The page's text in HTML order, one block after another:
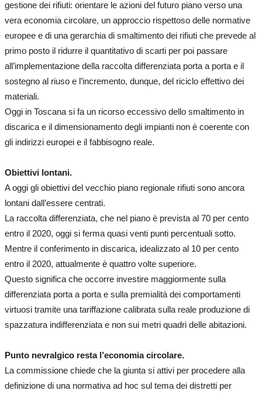
gestione dei rifiuti: orientare le azioni del futuro piano verso una
vera economia circolare, un approccio rispettoso delle normative
europee e di una gerarchia di smaltimento dei rifiuti che prevede al
primo posto il ridurre il quantitativo di scarti per poi passare
all’implementazione della raccolta differenziata porta a porta e il
sostegno al riuso e l’incremento, dunque, del riciclo effettivo dei
materiali.
Oggi in Toscana si fa un ricorso eccessivo dello smaltimento in
discarica e il dimensionamento degli impianti non è coerente con
gli indirizzi europei e il fabbisogno reale.
Obiettivi lontani.
A oggi gli obiettivi del vecchio piano regionale rifiuti sono ancora
lontani dall’essere centrati.
La raccolta differenziata, che nel piano è prevista al 70 per cento
entro il 2020, oggi si ferma quasi venti punti percentuali sotto.
Mentre il conferimento in discarica, idealizzato al 10 per cento
entro il 2020, attualmente è quattro volte superiore.
Questo significa che occorre investire maggiormente sulla
differenziata porta a porta e sulla premialità dei comportamenti
virtuosi tramite una tariffazione calibrata sulla reale produzione di
spazzatura indifferenziata e non sui metri quadri delle abitazioni.
Punto nevralgico resta l’economia circolare.
La commissione chiede che la giunta si attivi per procedere alla
definizione di una normativa ad hoc sul tema dei distretti per